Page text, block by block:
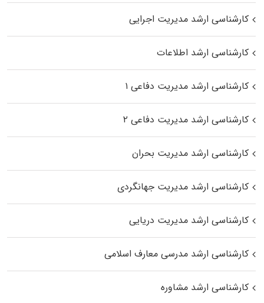
کارشناسی ارشد مدیریت اجرایی
کارشناسی ارشد اطلاعات
کارشناسی ارشد مدیریت دفاعی ۱
کارشناسی ارشد مدیریت دفاعی ۲
کارشناسی ارشد مدیریت بحران
کارشناسی ارشد مدیریت جهانگردی
کارشناسی ارشد مدیریت دریایی
کارشناسی ارشد مدرسی معارف اسلامی
کارشناسی ارشد مشاوره